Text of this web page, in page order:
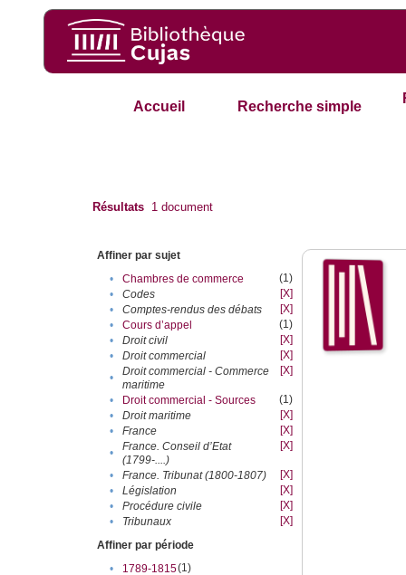
Accueil Recherche simple
Résultats 1 document
Affiner par sujet
•
Chambres de commerce
(1)
•
Codes
[X]
•
Comptes-rendus des débats
[X]
•
Cours d’appel
(1)
•
Droit civil
[X]
•
Droit commercial
[X]
•
Droit commercial - Commerce
maritime
[X]
• Droit commercial - Sources
(1)
•
Droit maritime
[X]
•
France
[X]
•
France. Conseil d’Etat
(1799-....)
[X]
• France. Tribunat (1800-1807)
[X]
•
Législation
[X]
•
Procédure civile
[X]
•
Tribunaux
[X]
Affiner par période
•
1789-1815(1)